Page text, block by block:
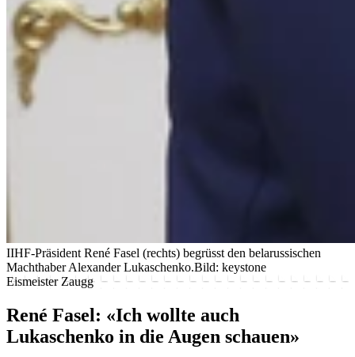
IIHF-Präsident René Fasel (rechts) begrüsst den belarussischen
Machthaber Alexander Lukaschenko.Bild: keystone
Eismeister Zaugg
René Fasel: «Ich wollte auch
Lukaschenko in die Augen schauen»